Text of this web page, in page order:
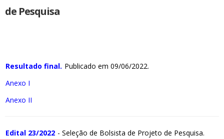
de Pesquisa
Resultado final. Publicado em 09/06/2022.
Anexo I
Anexo II
Edital 23/2022 - Seleção de Bolsista de Projeto de Pesquisa.